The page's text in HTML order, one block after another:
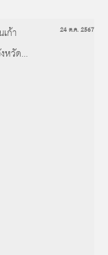
ก้า
24 ต.ค. 2567